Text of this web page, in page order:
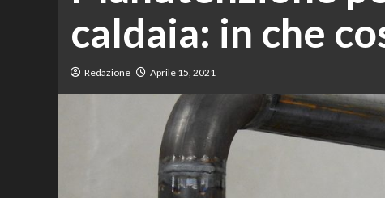
caldaia: in che
Redazione Aprile 15, 2021